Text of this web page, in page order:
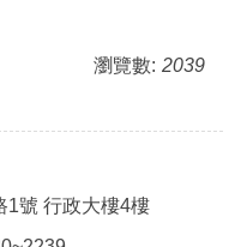
瀏覽數: 2039
1號 行政大樓4樓